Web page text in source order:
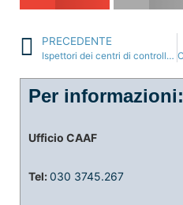
PRECEDENTE
Ispettori dei centri di controllo privati: aggiornamento sulla scadenza della formazione periodica
Per informazioni:
Ufficio CAAF
Tel:030 3745.267